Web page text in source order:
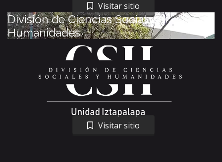
Visitar sitio
División de Ciencias Sociales y
Humanidades
Visitar sitio